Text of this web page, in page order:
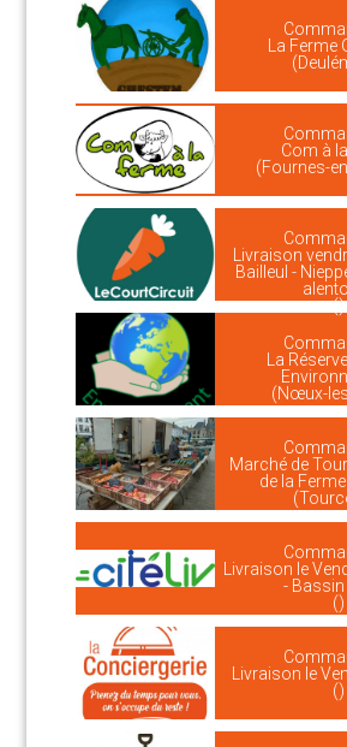
La Ferme
Com à
(Fournes-
Livraison
Bailleul -
()
La
(Nœux-
Marché de
de la
Livraison le
-
()
Livraison le
()